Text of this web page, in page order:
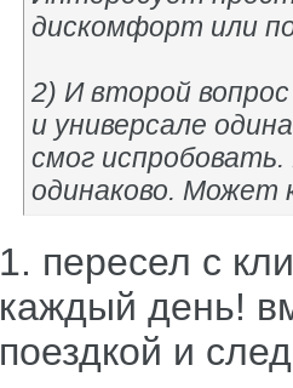
дискомфорт или
2) И второй
и универсале
смог
одинаково. Может
1. пересел с
каждый день!
поездкой и